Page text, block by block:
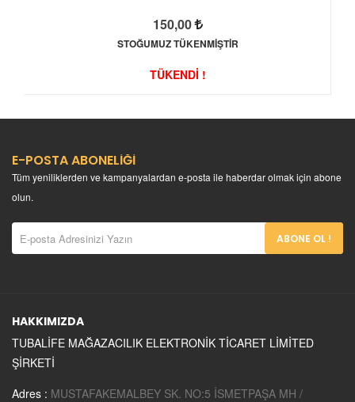
150,00
STOĞUMUZ TÜKENMİŞTİR
TÜKENDİ !
E-POSTA ABONELİĞİ
Tüm yeniliklerden ve kampanyalardan e-posta ile haberdar olmak için abone
olun.
ABONE OL !
HAKKIMIZDA
TUBALİFE MAĞAZACILIK ELEKTRONİK TİCARET LİMİTED
ŞİRKETİ
Adres : MUSTAFAKEMALBEY SK. NO:5 İSMETPAŞA MH /